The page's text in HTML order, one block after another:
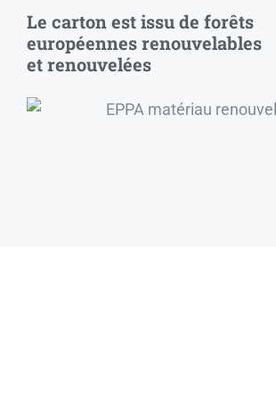
Le carton est issu de forêts
européennes renouvelables
et renouvelées